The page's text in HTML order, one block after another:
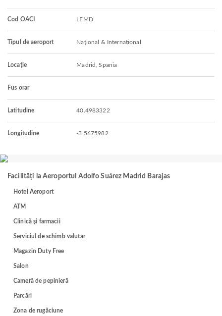
Cod OACI LEMD
Tipul de aeroport Național & Internațional
Locație Madrid, Spania
Fus orar
Latitudine 40.4983322
Longitudine -3.5675982
Facilități la Aeroportul Adolfo Suárez Madrid Barajas
Hotel Aeroport
ATM
Clinică și farmacii
Serviciul de schimb valutar
Magazin Duty Free
Salon
Cameră de pepinieră
Parcări
Zona de rugăciune